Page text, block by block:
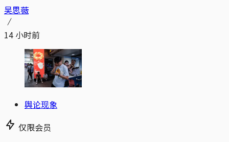
吴思薇
14 小时前
舆论现象
仅限会员